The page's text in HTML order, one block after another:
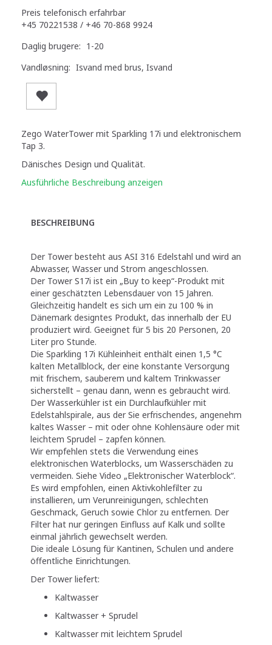
Preis telefonisch erfahrbar
+45 70221538 / +46 70-868 9924
Daglig brugere: 1-20
Vandløsning: Isvand med brus, Isvand
Zego WaterTower mit Sparkling 17i und elektronischem
Tap 3.
Dänisches Design und Qualität.
Ausführliche Beschreibung anzeigen
BESCHREIBUNG
Der Tower besteht aus ASI 316 Edelstahl und wird an
Abwasser, Wasser und Strom angeschlossen.
Der Tower S17i ist ein „Buy to keep“-Produkt mit
einer geschätzten Lebensdauer von 15 Jahren.
Gleichzeitig handelt es sich um ein zu 100 % in
Dänemark designtes Produkt, das innerhalb der EU
produziert wird. Geeignet für 5 bis 20 Personen, 20
Liter pro Stunde.
Die Sparkling 17i Kühleinheit enthält einen 1,5 °C
kalten Metallblock, der eine konstante Versorgung
mit frischem, sauberem und kaltem Trinkwasser
sicherstellt – genau dann, wenn es gebraucht wird.
Der Wasserkühler ist ein Durchlaufkühler mit
Edelstahlspirale, aus der Sie erfrischendes, angenehm
kaltes Wasser – mit oder ohne Kohlensäure oder mit
leichtem Sprudel – zapfen können.
Wir empfehlen stets die Verwendung eines
elektronischen Waterblocks, um Wasserschäden zu
vermeiden. Siehe Video „Elektronischer Waterblock“.
Es wird empfohlen, einen Aktivkohlefilter zu
installieren, um Verunreinigungen, schlechten
Geschmack, Geruch sowie Chlor zu entfernen. Der
Filter hat nur geringen Einfluss auf Kalk und sollte
einmal jährlich gewechselt werden.
Die ideale Lösung für Kantinen, Schulen und andere
öffentliche Einrichtungen.
Der Tower liefert:
Kaltwasser
Kaltwasser + Sprudel
Kaltwasser mit leichtem Sprudel